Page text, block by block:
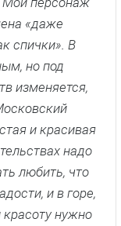
«даже
спички». В
но под
изменяется,
и красивая
надо
любить, что
и в горе,
нужно